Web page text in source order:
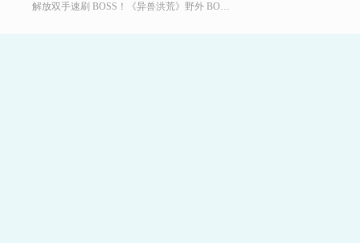
解放双手速刷 BOSS！《异兽洪荒》野外 BOSS 玩法，页游助手挂机打宝两不误